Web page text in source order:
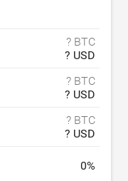
? BTC
? USD
? BTC
? USD
? BTC
? USD
0%